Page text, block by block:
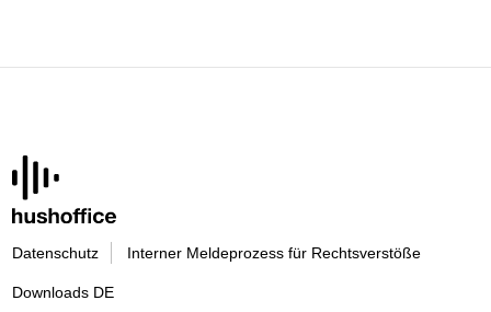
Datenschutz Interner Meldeprozess für Rechtsverstöße
Downloads DE